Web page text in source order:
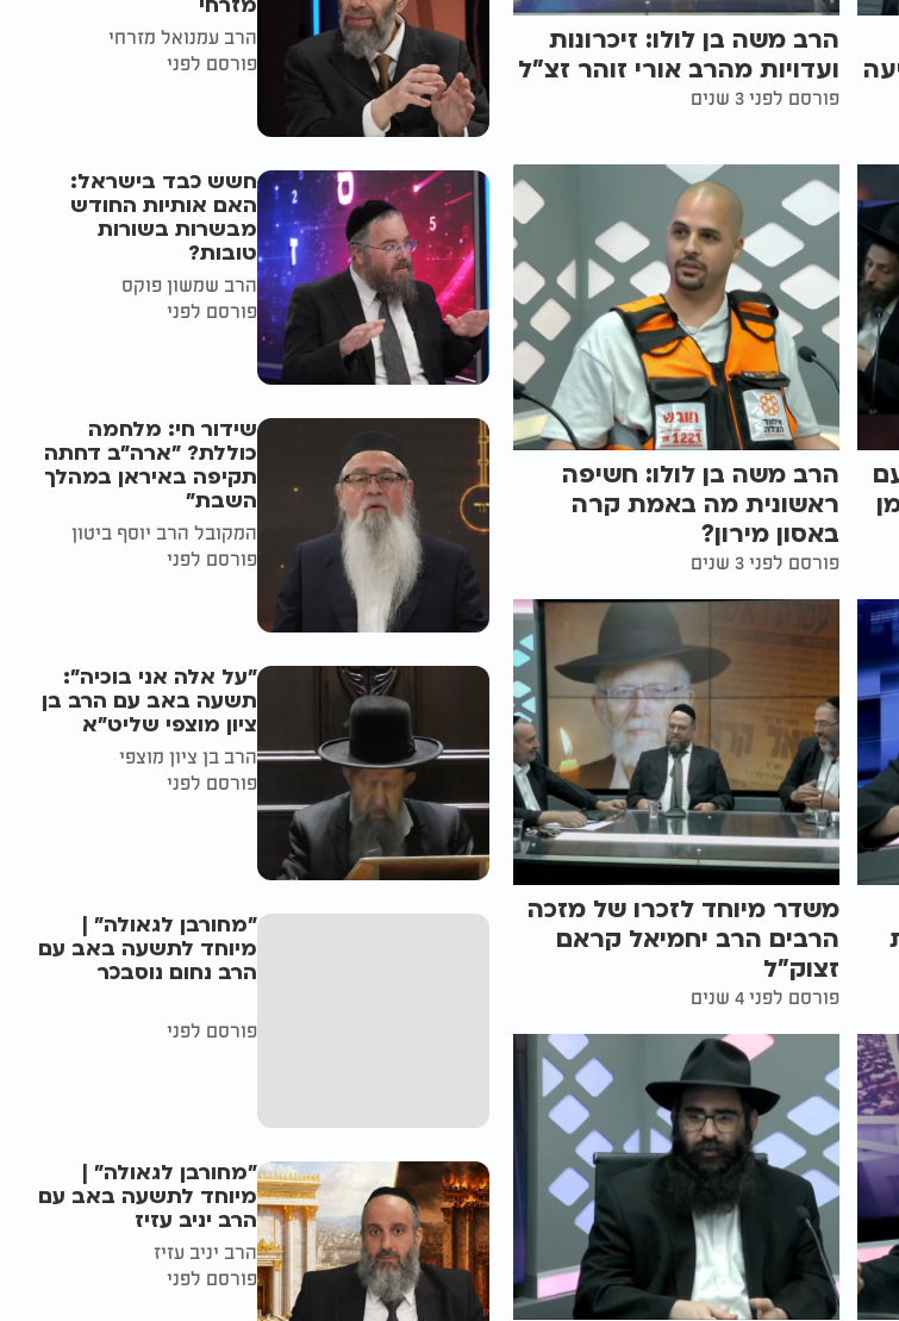
הרב משה בן לולו: זיכרונות
ועדויות מהרב אורי זוהר זצ"ל
פורסם לפני 3 שנים
הרב משה בן לולו: חשיפה
ראשונית מה באמת קרה
באסון מירון?
פורסם לפני 3 שנים
משדר מיוחד לזכרו של מזכה
הרבים הרב יחמיאל קראם
זצוק"ל
פורסם לפני 4 שנים
הרב עמנואל מזרחי
פורסם לפני
חשש כבד בישראל:
האם אותיות החודש
מבשרות בשורות
טובות?
הרב שמשון פוקס
פורסם לפני
שידור חי: מלחמה
כוללת? ״ארה"ב דחתה
תקיפה באיראן במהלך
השבת״
המקובל הרב יוסף ביטון
פורסם לפני
"על אלה אני בוכיה":
תשעה באב עם הרב בן
ציון מוצפי שליט"א
הרב בן ציון מוצפי
פורסם לפני
"מחורבן לגאולה" |
מיוחד לתשעה באב עם
הרב נחום נוסבכר
פורסם לפני
"מחורבן לגאולה" |
מיוחד לתשעה באב עם
הרב יניב עזיז
הרב יניב עזיז
פורסם לפני